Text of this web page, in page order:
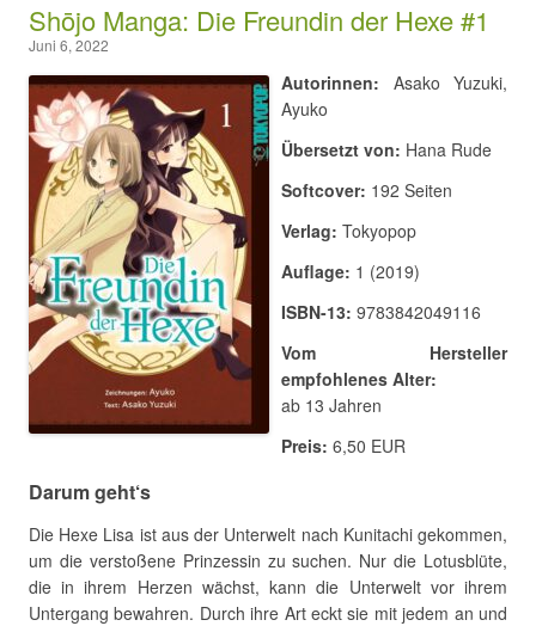
Shōjo Manga: Die Freundin der Hexe #1
Juni 6, 2022
Autorinnen: Asako Yuzuki,
Ayuko
Übersetzt von: Hana Rude
Softcover: 192 Seiten
Verlag: Tokyopop
Auflage: 1 (2019)
ISBN-13: 9783842049116
Vom Hersteller
empfohlenes Alter:
ab 13 Jahren
Preis: 6,50 EUR
Darum geht‘s
Die Hexe Lisa ist aus der Unterwelt nach Kunitachi gekommen,
um die verstoßene Prinzessin zu suchen. Nur die Lotusblüte,
die in ihrem Herzen wächst, kann die Unterwelt vor ihrem
Untergang bewahren. Durch ihre Art eckt sie mit jedem an und